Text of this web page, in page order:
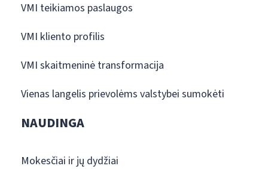
VMI teikiamos paslaugos
VMI kliento profilis
VMI skaitmeninė transformacija
Vienas langelis prievolėms valstybei sumokėti
NAUDINGA
Mokesčiai ir jų dydžiai